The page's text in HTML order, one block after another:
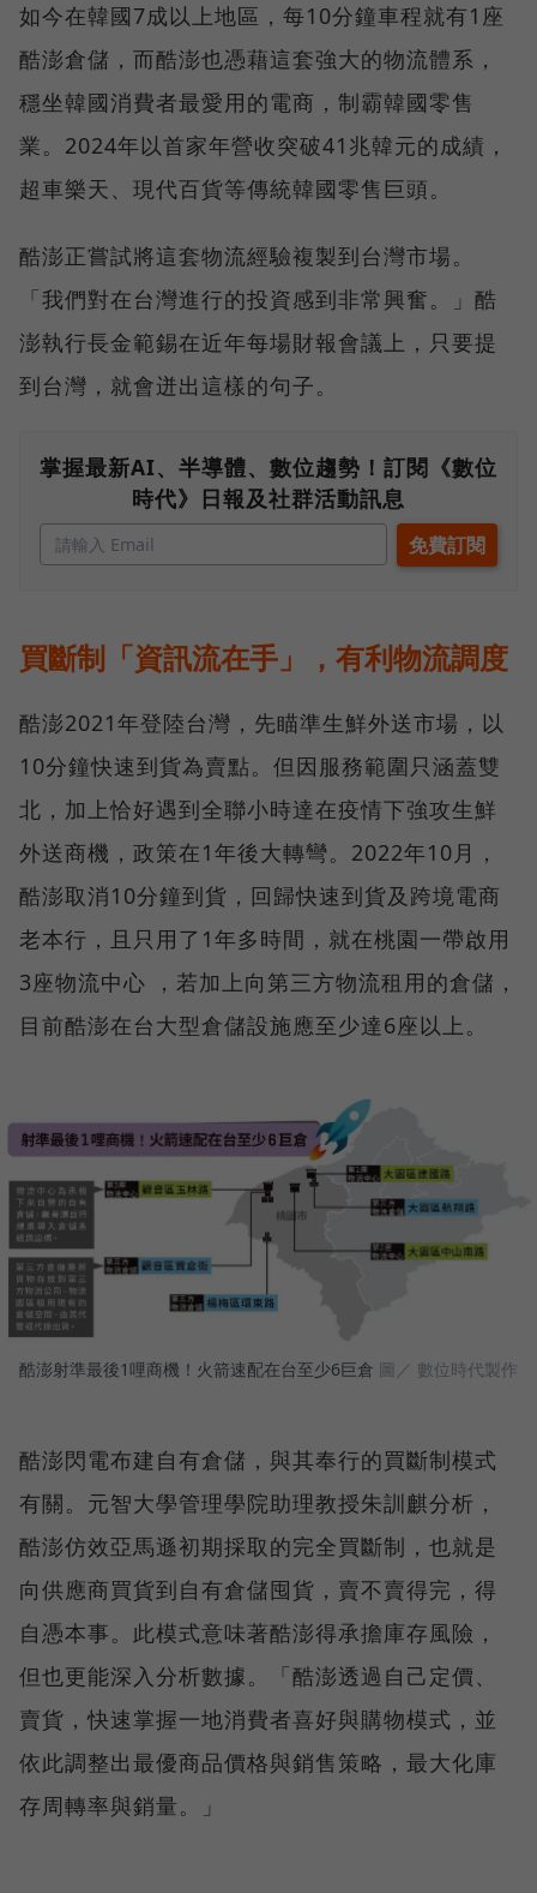
如今在韓國7成以上地區，每10分鐘車程就有1座
酷澎倉儲，而酷澎也憑藉這套強大的物流體系，
穩坐韓國消費者最愛用的電商，制霸韓國零售
業。2024年以首家年營收突破41兆韓元的成績，
超車樂天、現代百貨等傳統韓國零售巨頭。
酷澎正嘗試將這套物流經驗複製到台灣市場。
「我們對在台灣進行的投資感到非常興奮。」酷
澎執行長金範錫在近年每場財報會議上，只要提
到台灣，就會迸出這樣的句子。
掌握最新AI、半導體、數位趨勢！訂閱《數位
時代》日報及社群活動訊息
買斷制「資訊流在手」，有利物流調度
酷澎2021年登陸台灣，先瞄準生鮮外送市場，以
10分鐘快速到貨為賣點。但因服務範圍只涵蓋雙
北，加上恰好遇到全聯小時達在疫情下強攻生鮮
外送商機，政策在1年後大轉彎。2022年10月，
酷澎取消10分鐘到貨，回歸快速到貨及跨境電商
老本行，且只用了1年多時間，就在桃園一帶啟用
3座物流中心 ，若加上向第三方物流租用的倉儲，
目前酷澎在台大型倉儲設施應至少達6座以上。
酷澎射準最後1哩商機！火箭速配在台至少6巨倉 圖／ 數位時代製作
酷澎閃電布建自有倉儲，與其奉行的買斷制模式
有關。元智大學管理學院助理教授朱訓麒分析，
酷澎仿效亞馬遜初期採取的完全買斷制，也就是
向供應商買貨到自有倉儲囤貨，賣不賣得完，得
自憑本事。此模式意味著酷澎得承擔庫存風險，
但也更能深入分析數據。「酷澎透過自己定價、
賣貨，快速掌握一地消費者喜好與購物模式，並
依此調整出最優商品價格與銷售策略，最大化庫
存周轉率與銷量。」